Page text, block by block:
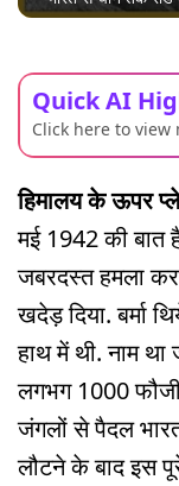
Quick AI
Click here to view
हिमालय के ऊपर
मई 1942 की बात
जबरदस्त हमला
खदेड़ दिया. बर्मा
हाथ में थी. नाम
लगभग 1000
जंगलों से पैदल
लौटने के बाद इस